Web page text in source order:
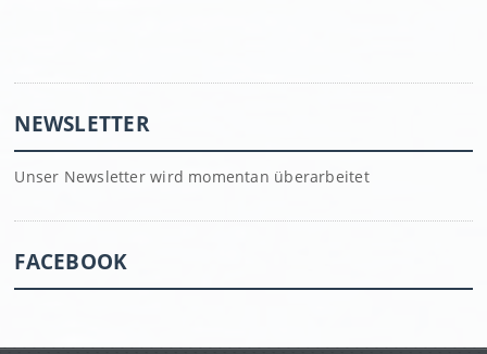
NEWSLETTER
Unser Newsletter wird momentan überarbeitet
FACEBOOK